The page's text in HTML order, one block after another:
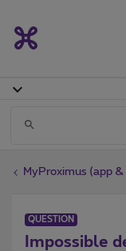
MyProximus (app &
QUESTION
Impossible